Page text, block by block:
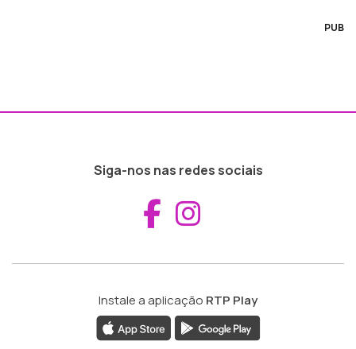
PUB
Siga-nos nas redes sociais
Aceder ao
Instale a aplicação RTP Play